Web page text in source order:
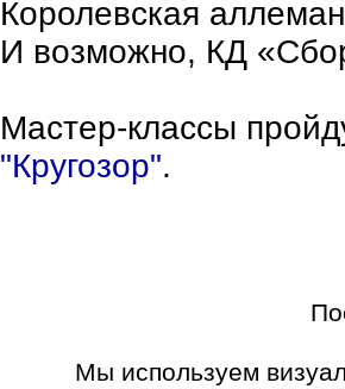
Королевская
И возможно, КД
Мастер-классы
"Кругозор".
Мы используем